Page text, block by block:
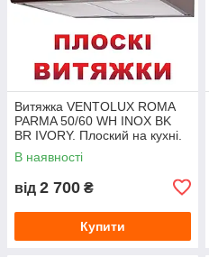
Витяжка VENTOLUX ROMA
PARMA 50/60 WH INOX BK
BR IVORY. Плоский на кухні.
Кухонні витяжки в Україні.
В наявності
від 2 700 ₴
Купити